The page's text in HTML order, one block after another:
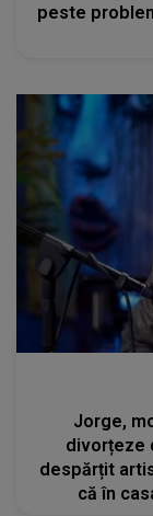
peste
Jorge,
divorțeze
despărțit
că în